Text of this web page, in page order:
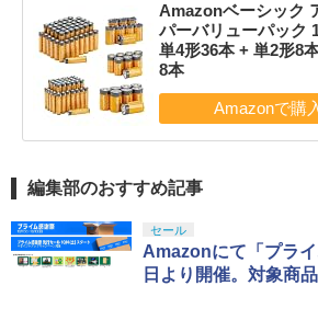
Amazonベーシック
パーバリューパック
単4形36本 + 単2形8
8本
編集部のおすすめ記事
セール
Amazonにて「プラ
日より開催。対象商